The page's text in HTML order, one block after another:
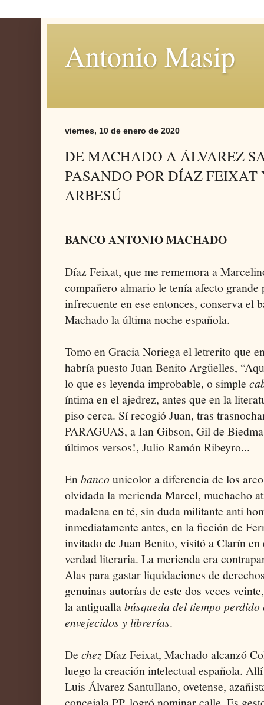
Antonio Masip
viernes, 10 de enero de 2020
DE MACHADO A ÁLVAREZ
PASANDO POR DÍAZ
ARBESÚ
BANCO ANTONIO MACHADO
Díaz Feixat, que me rememora a
compañero almario le tenía afecto
infrecuente en ese entonces, conserva el
Machado la última noche española.
Tomo en Gracia Noriega el letrerito que
habría puesto Juan Benito Argüelles,
lo que es leyenda improbable, o simple
íntima en el ajedrez, antes que en la
piso cerca. Sí recogió Juan, tras
PARAGUAS, a Ian Gibson, Gil de
últimos versos!, Julio Ramón Ribeyro...
Enbanco unicolor a diferencia de los
olvidada la merienda Marcel, muchacho
madalena en té, sin duda militante anti
inmediatamente antes, en la ficción de
invitado de Juan Benito, visitó a Clarín
verdad literaria. La merienda era
Alas para gastar liquidaciones de
genuinas autorías de este dos veces
la antiguallabúsqueda del tiempo
envejecidos y librerías.
De chezDíaz Feixat, Machado alcanzó
luego la creación intelectual española.
Luis Álvarez Santullano, ovetense,